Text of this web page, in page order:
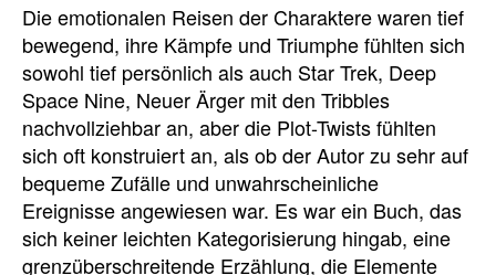
Die emotionalen Reisen der Charaktere waren tief
bewegend, ihre Kämpfe und Triumphe fühlten sich
sowohl tief persönlich als auch Star Trek, Deep
Space Nine, Neuer Ärger mit den Tribbles
nachvollziehbar an, aber die Plot-Twists fühlten
sich oft konstruiert an, als ob der Autor zu sehr auf
bequeme Zufälle und unwahrscheinliche
Ereignisse angewiesen war. Es war ein Buch, das
sich keiner leichten Kategorisierung hingab, eine
grenzüberschreitende Erzählung, die Elemente